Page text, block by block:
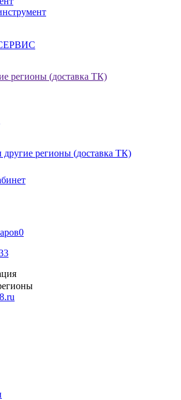
регионы (доставка ТК)
регионы (доставка ТК)
0